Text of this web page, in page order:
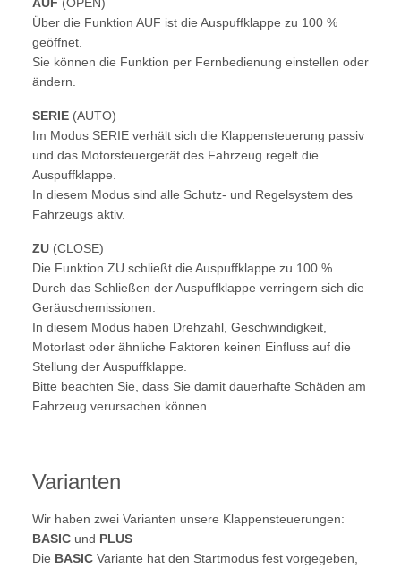
Über die Funktion AUF ist die Auspuffklappe zu 100 %
geöffnet.
Sie können die Funktion per Fernbedienung einstellen oder
ändern.
SERIE (AUTO)
Im Modus SERIE verhält sich die Klappensteuerung passiv
und das Motorsteuergerät des Fahrzeug regelt die
Auspuffklappe.
In diesem Modus sind alle Schutz- und Regelsystem des
Fahrzeugs aktiv.
ZU (CLOSE)
Die Funktion ZU schließt die Auspuffklappe zu 100 %.
Durch das Schließen der Auspuffklappe verringern sich die
Geräuschemissionen.
In diesem Modus haben Drehzahl, Geschwindigkeit,
Motorlast oder ähnliche Faktoren keinen Einfluss auf die
Stellung der Auspuffklappe.
Bitte beachten Sie, dass Sie damit dauerhafte Schäden am
Fahrzeug verursachen können.
Varianten
Wir haben zwei Varianten unsere Klappensteuerungen:
BASIC und PLUS
Die BASIC Variante hat den Startmodus fest vorgegeben,